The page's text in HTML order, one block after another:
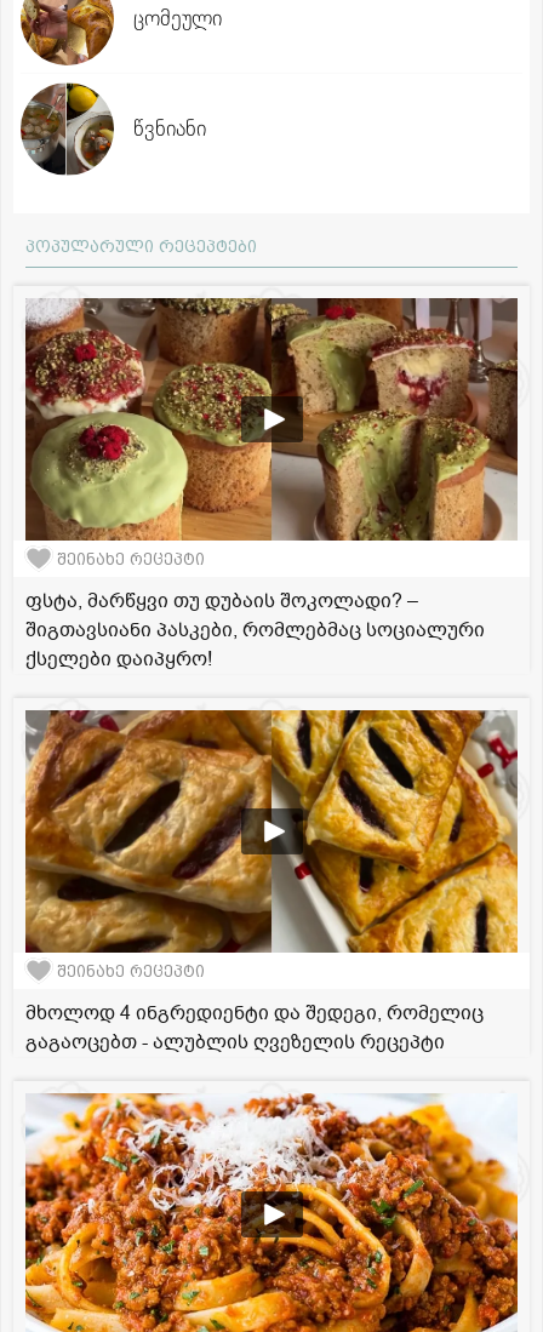
ცომეული
წვნიანი
პოპულარული რეცეპტები
შეინახე რეცეპტი
ფსტა, მარწყვი თუ დუბაის შოკოლადი? –
შიგთავსიანი პასკები, რომლებმაც სოციალური
ქსელები დაიპყრო!
შეინახე რეცეპტი
მხოლოდ 4 ინგრედიენტი და შედეგი, რომელიც
გაგაოცებთ - ალუბლის ღვეზელის რეცეპტი